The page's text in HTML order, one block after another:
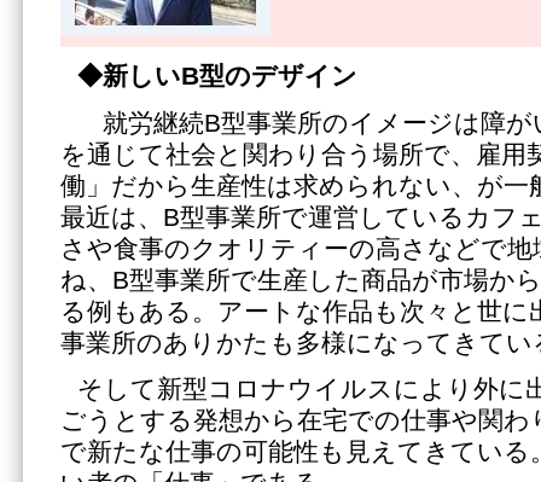
◆新しいB型のデザイン
就労継続B型事業所のイメージは障が
を通じて社会と関わり合う場所で、雇用
働」だから生産性は求められない、が一
最近は、B型事業所で運営しているカフ
さや食事のクオリティーの高さなどで地
ね、B型事業所で生産した商品が市場か
る例もある。アートな作品も次々と世
事業所のありかたも多様になってきてい
そして新型コロナウイルスにより外に
ごうとする発想から在宅での仕事や関
で新たな仕事の可能性も見えてきている